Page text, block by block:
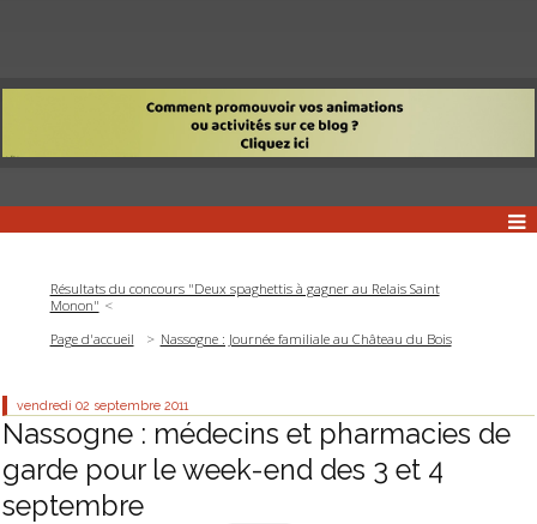
Résultats du concours "Deux spaghettis à gagner au Relais Saint
Monon"
Page d'accueil
Nassogne : Journée familiale au Château du Bois
vendredi 02 septembre 2011
Nassogne : médecins et pharmacies de
garde pour le week-end des 3 et 4
septembre